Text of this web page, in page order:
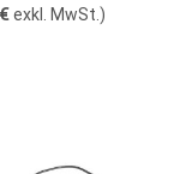
exkl. MwSt. )